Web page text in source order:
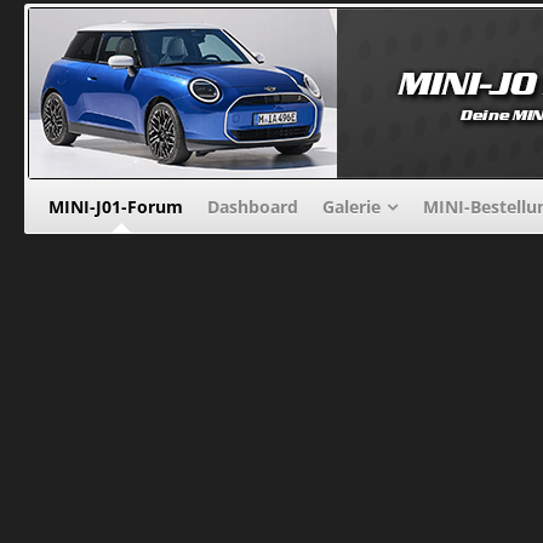
MINI-J01-Forum Dashboard Galerie MINI-